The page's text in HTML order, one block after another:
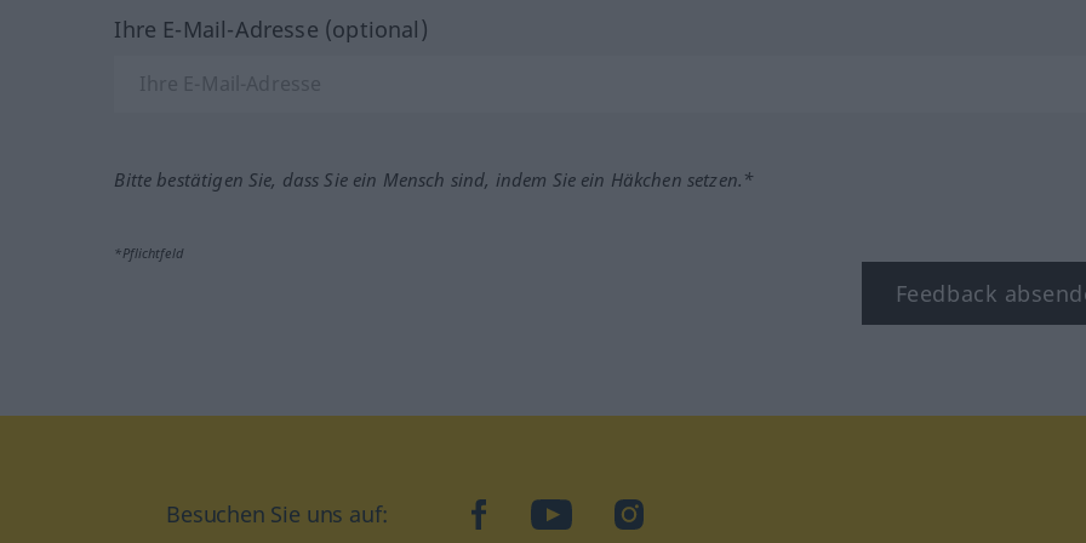
Ihre E-Mail-Adresse (optional)
Bitte bestätigen Sie, dass Sie ein Mensch sind, indem Sie ein Häkchen setzen.*
*Pflichtfeld
Feedback
Besuchen Sie uns auf: facebookYouTubeInstagram